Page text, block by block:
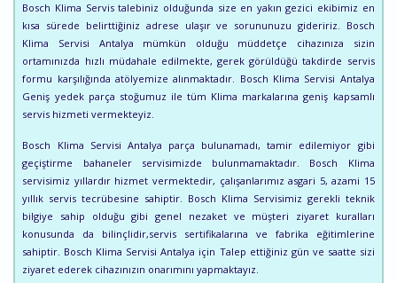
Bosch Klima Servis talebiniz olduğunda size en yakın gezici ekibimiz en
kısa sürede belirttiğiniz adrese ulaşır ve sorununuzu gideririz. Bosch
Klima Servisi Antalya mümkün olduğu müddetçe cihazınıza sizin
ortamınızda hızlı müdahale edilmekte, gerek görüldüğü takdirde servis
formu karşılığında atölyemize alınmaktadır. Bosch Klima Servisi Antalya
Geniş yedek parça stoğumuz ile tüm Klima markalarına geniş kapsamlı
servis hizmeti vermekteyiz.
Bosch Klima Servisi Antalya parça bulunamadı, tamir edilemiyor gibi
geçiştirme bahaneler servisimizde bulunmamaktadır. Bosch Klima
servisimiz yıllardır hizmet vermektedir, çalışanlarımız asgari 5, azami 15
yıllık servis tecrübesine sahiptir. Bosch Klima Servisimiz gerekli teknik
bilgiye sahip olduğu gibi genel nezaket ve müşteri ziyaret kuralları
konusunda da bilinçlidir,servis sertifikalarına ve fabrika eğitimlerine
sahiptir. Bosch Klima Servisi Antalya için Talep ettiğiniz gün ve saatte sizi
ziyaret ederek cihazınızın onarımını yapmaktayız.